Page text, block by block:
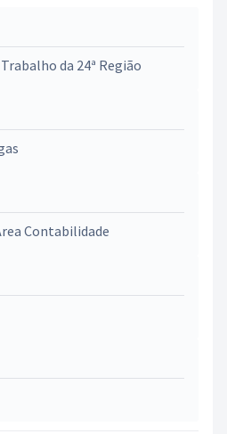
da 24ª Região
Contabilidade